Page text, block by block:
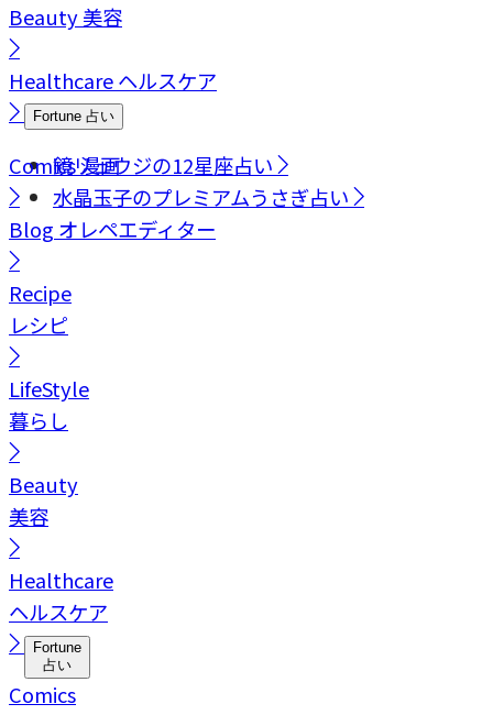
Beauty美容
Healthcareヘルスケア
Fortune 占い
鏡リュウジの12星座占い
水晶玉子のプレミアムうさぎ占い
Comics漫画
Blog オレペエディター
Recipe
レシピ
LifeStyle
暮らし
Beauty
美容
Healthcare
ヘルスケア
Fortune
占い
Comics